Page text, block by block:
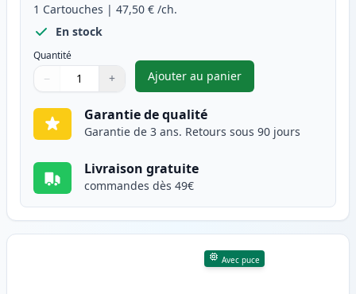
1 Cartouches | 47,50 € /ch.
En stock
Quantité
Quantité
Utilisez les boutons pour ajuster
− +
Quantité
Ajouter au panier
,Canon 719 toner compatible
Garantie de qualité
Garantie de 3 ans. Retours sous 90 jours
Livraison gratuite
commandes dès 49€
Avec puce